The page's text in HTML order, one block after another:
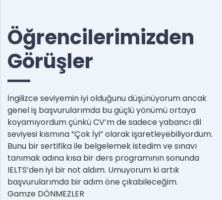
Öğrencilerimizden
Görüşler
İngilizce seviyemin iyi olduğunu düşünüyorum ancak
genel iş başvurularımda bu güçlü yönümü ortaya
koyamıyordum çünkü CV’m de sadece yabancı dil
seviyesi kısmına “Çok İyi” olarak işaretleyebiliyordum.
Bunu bir sertifika ile belgelemek istedim ve sınavı
tanımak adına kısa bir ders programının sonunda
IELTS’den iyi bir not aldım. Umuyorum ki artık
başvurularımda bir adım öne çıkabileceğim.
Gamze DÖNMEZLER